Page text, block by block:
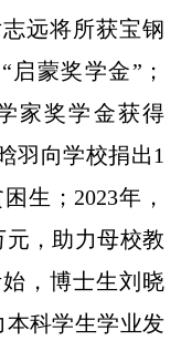
远将所获宝钢
蒙奖学金”；
家奖学金获得
羽向学校捐出1
生；2023年，
元，助力母校教
，博士生刘晓
科学生学业发